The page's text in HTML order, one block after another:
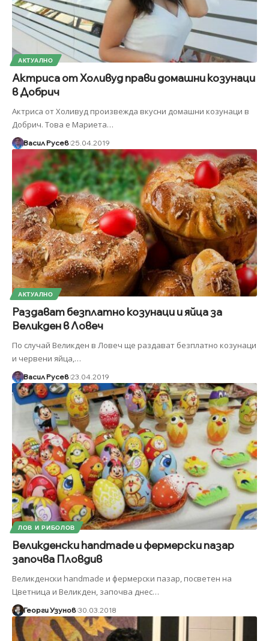
АКТУАЛНО
Актриса от Холивуд прави домашни козунаци
в Добрич
Актриса от Холивуд произвежда вкусни домашни козунаци в
Добрич. Това е Мариета…
Васил Русев 25.04.2019
АКТУАЛНО
Раздават безплатно козунаци и яйца за
Великден в Ловеч
По случай Великден в Ловеч ще раздават безплатно козунаци
и червени яйца, …
Васил Русев 23.04.2019
ЛОВ И РИБОЛОВ
Великденски handmade и фермерски пазар
започва Пловдив
Великденски handmade и фермерски пазар, посветен на
Цветница и Великден, започва днес…
Георги Узунов 30.03.2018